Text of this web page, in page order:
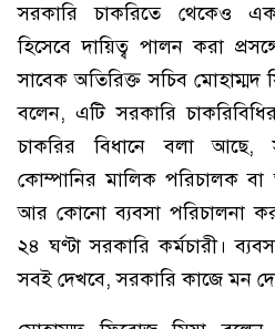
সরকারি চাকরিতে থেকেও
হিসেবে দায়িত্ব পালন করা
সাবেক অতিরিক্ত সচিব
বলেন, এটি সরকারি
চাকরির বিধানে বলা আছে,
কোম্পানির মালিক পরিচালক বা
আর কোনো ব্যবসা পরিচালনা
২৪ ঘণ্টা সরকারি কর্মচারী।
সবই দেখবে, সরকারি কাজে মন